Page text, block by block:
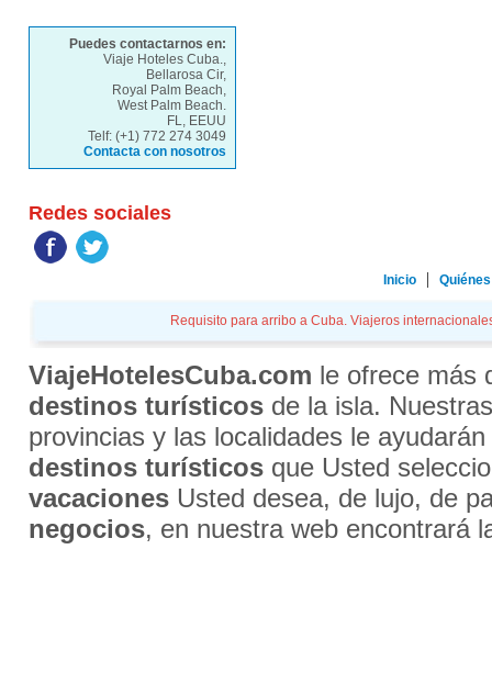
Puedes contactarnos en:
Viaje Hoteles Cuba.,
Bellarosa Cir,
Royal Palm Beach,
West Palm Beach.
FL, EEUU
Telf: (+1) 772 274 3049
Contacta con nosotros
Redes sociales
Inicio
Requisito para arribo a Cuba. Viajeros
ViajeHotelesCuba.com le ofrece más
destinos turísticosde la isla.
provincias y las localidades le
destinos turísticosque Usted
vacacionesUsted desea, de lujo, de
negocios, en nuestra web encontrará